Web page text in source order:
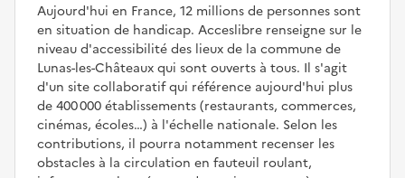
Aujourd'hui en France, 12 millions de personnes sont
en situation de handicap. Acceslibre renseigne sur le
niveau d'accessibilité des lieux de la commune de
Lunas-les-Châteaux qui sont ouverts à tous. Il s'agit
d'un site collaboratif qui référence aujourd'hui plus
de 400 000 établissements (restaurants, commerces,
cinémas, écoles…) à l'échelle nationale. Selon les
contributions, il pourra notamment recenser les
obstacles à la circulation en fauteuil roulant,